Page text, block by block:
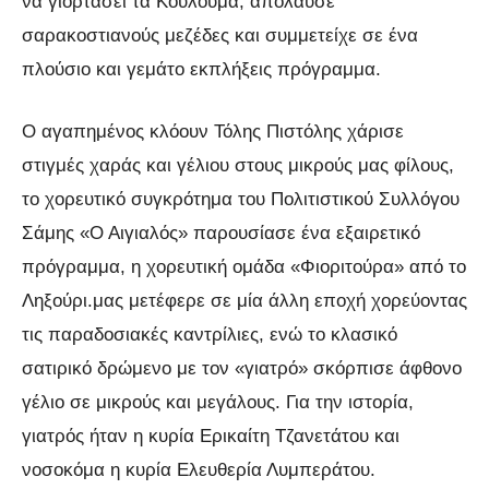
σαρακοστιανούς μεζέδες και συμμετείχε σε ένα
πλούσιο και γεμάτο εκπλήξεις πρόγραμμα.
Ο αγαπημένος κλόουν Τόλης Πιστόλης χάρισε
στιγμές χαράς και γέλιου στους μικρούς μας φίλους,
το χορευτικό συγκρότημα του Πολιτιστικού Συλλόγου
Σάμης «Ο Αιγιαλός» παρουσίασε ένα εξαιρετικό
πρόγραμμα, η χορευτική ομάδα «Φιοριτούρα» από το
Ληξούρι.μας μετέφερε σε μία άλλη εποχή χορεύοντας
τις παραδοσιακές καντρίλιες, ενώ το κλασικό
σατιρικό δρώμενο με τον «γιατρό» σκόρπισε άφθονο
γέλιο σε μικρούς και μεγάλους. Για την ιστορία,
γιατρός ήταν η κυρία Ερικαίτη Τζανετάτου και
νοσοκόμα η κυρία Ελευθερία Λυμπεράτου.